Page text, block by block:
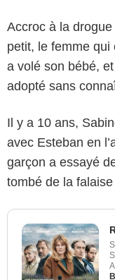
Accroc à la
petit, le femme qui
a volé son bébé,
adopté sans
Il y a 10 ans,
avec Esteban en
garçon a essayé
tombé de la